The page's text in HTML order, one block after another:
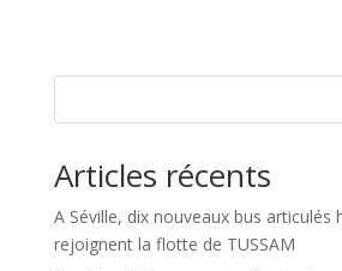
Articles récents
A Séville, dix nouveaux bus articulés
rejoignent la flotte de TUSSAM